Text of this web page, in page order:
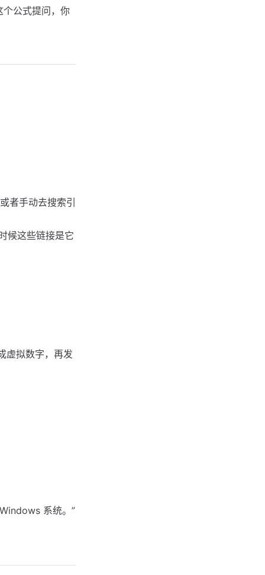
公式提问，你
者手动去搜索引
候这些链接是它
虚拟数字，再发
系统。”